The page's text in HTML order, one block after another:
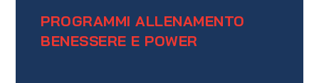
PROGRAMMI ALLENAMENTO
BENESSERE E POWER